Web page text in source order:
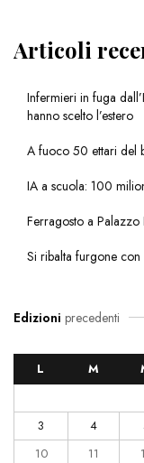
Articoli
Infermieri in fuga
hanno scelto l’estero
A fuoco 50 ettari del
IA a scuola: 100
Ferragosto a
Si ribalta furgone
Edizioni precedenti
L M
3
4
10
11